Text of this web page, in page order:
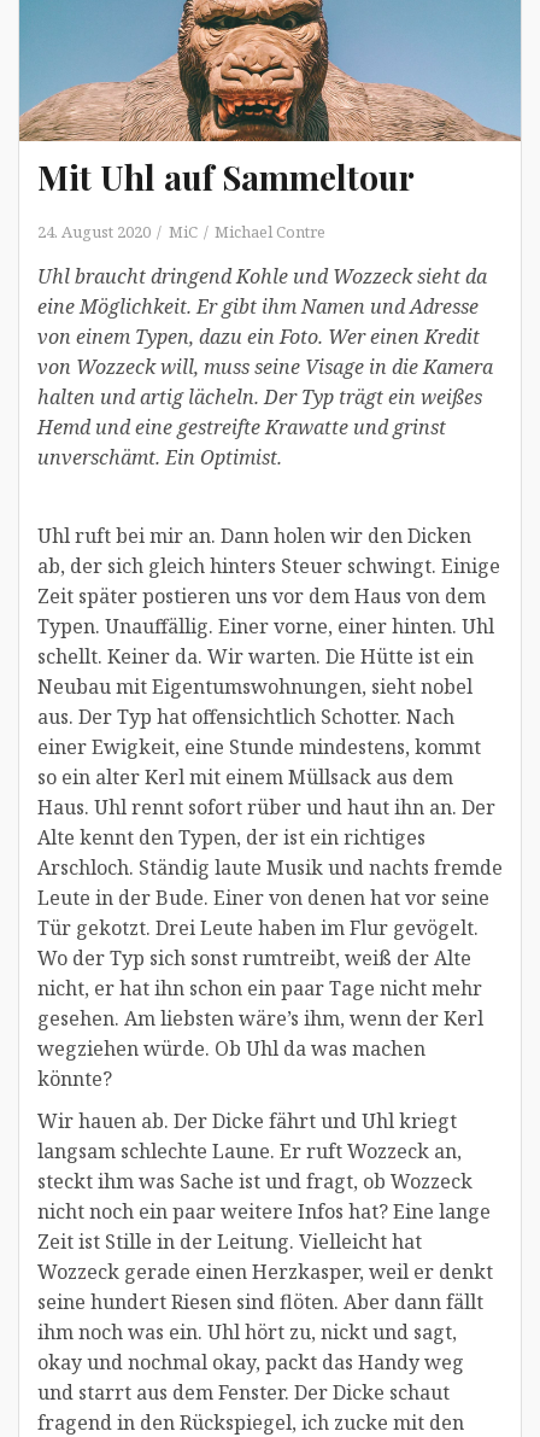
Mit Uhl auf Sammeltour
24. August 2020 MiC Michael Contre
Uhl braucht dringend Kohle und Wozzeck sieht da
eine Möglichkeit. Er gibt ihm Namen und Adresse
von einem Typen, dazu ein Foto. Wer einen Kredit
von Wozzeck will, muss seine Visage in die Kamera
halten und artig lächeln. Der Typ trägt ein weißes
Hemd und eine gestreifte Krawatte und grinst
unverschämt. Ein Optimist.
Uhl ruft bei mir an. Dann holen wir den Dicken
ab, der sich gleich hinters Steuer schwingt. Einige
Zeit später postieren uns vor dem Haus von dem
Typen. Unauffällig. Einer vorne, einer hinten. Uhl
schellt. Keiner da. Wir warten. Die Hütte ist ein
Neubau mit Eigentumswohnungen, sieht nobel
aus. Der Typ hat offensichtlich Schotter. Nach
einer Ewigkeit, eine Stunde mindestens, kommt
so ein alter Kerl mit einem Müllsack aus dem
Haus. Uhl rennt sofort rüber und haut ihn an. Der
Alte kennt den Typen, der ist ein richtiges
Arschloch. Ständig laute Musik und nachts fremde
Leute in der Bude. Einer von denen hat vor seine
Tür gekotzt. Drei Leute haben im Flur gevögelt.
Wo der Typ sich sonst rumtreibt, weiß der Alte
nicht, er hat ihn schon ein paar Tage nicht mehr
gesehen. Am liebsten wäre’s ihm, wenn der Kerl
wegziehen würde. Ob Uhl da was machen
könnte?
Wir hauen ab. Der Dicke fährt und Uhl kriegt
langsam schlechte Laune. Er ruft Wozzeck an,
steckt ihm was Sache ist und fragt, ob Wozzeck
nicht noch ein paar weitere Infos hat? Eine lange
Zeit ist Stille in der Leitung. Vielleicht hat
Wozzeck gerade einen Herzkasper, weil er denkt
seine hundert Riesen sind flöten. Aber dann fällt
ihm noch was ein. Uhl hört zu, nickt und sagt,
okay und nochmal okay, packt das Handy weg
und starrt aus dem Fenster. Der Dicke schaut
fragend in den Rückspiegel, ich zucke mit den